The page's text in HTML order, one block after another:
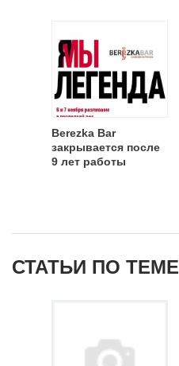
Berezka Bar
закрывается после
9 лет работы
СТАТЬИ ПО ТЕМЕ